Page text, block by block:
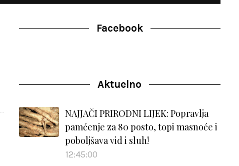
Facebook
Aktuelno
NAJJAČI PRIRODNI LIJEK: Popravlja
pamćenje za 80 posto, topi masnoće i
poboljšava vid i sluh!
12:45:00